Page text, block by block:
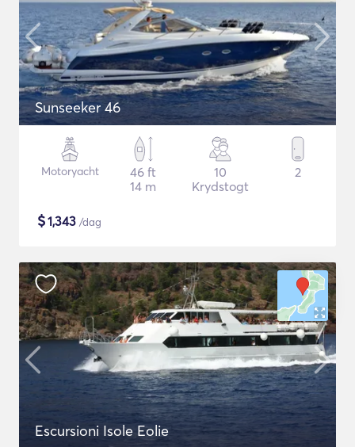
Sunseeker 46
Motoryacht
46 ft
14 m
10
Krydstogt
2
$1,343 /dag
Escursioni Isole Eolie